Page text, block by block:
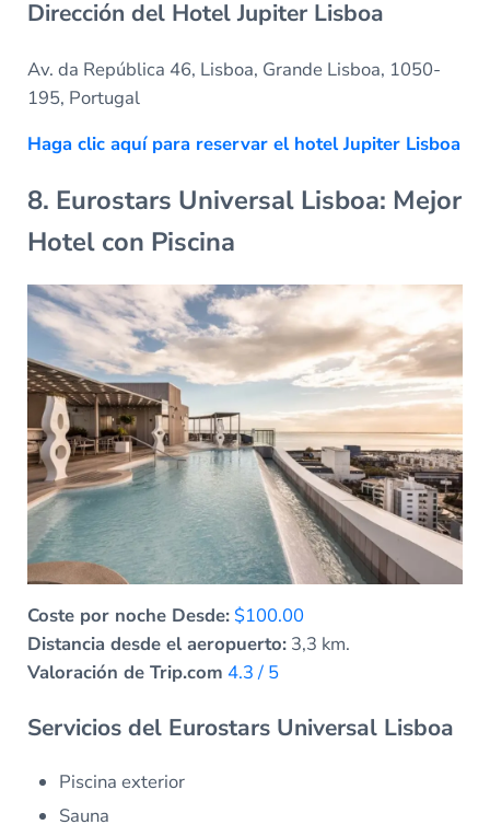
Dirección del Hotel Jupiter Lisboa
Av. da República 46, Lisboa, Grande Lisboa, 1050-
195, Portugal
Haga clic aquí para reservar el hotel Jupiter Lisboa
8. Eurostars Universal Lisboa: Mejor
Hotel con Piscina
Coste por noche Desde: $100.00
Distancia desde el aeropuerto:3,3 km.
Valoración de Trip.com 4.3 / 5
Servicios del Eurostars Universal Lisboa
Piscina exterior
Sauna